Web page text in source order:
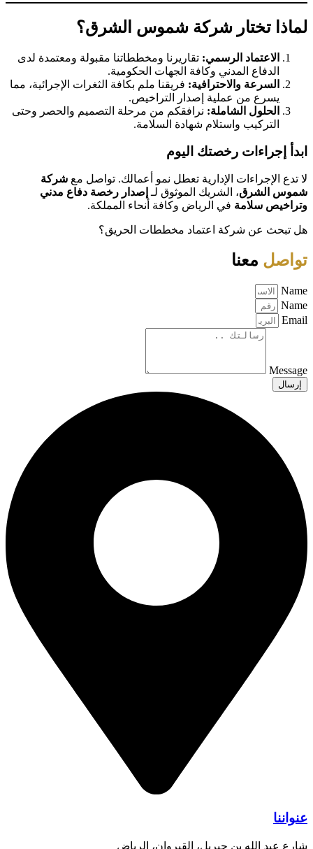
لماذا تختار شركة شموس الشرق؟
الاعتماد الرسمي: تقاريرنا ومخططاتنا مقبولة ومعتمدة لدى
الدفاع المدني وكافة الجهات الحكومية.
السرعة والاحترافية: فريقنا ملم بكافة الثغرات الإجرائية، مما
يسرع من عملية إصدار التراخيص.
الحلول الشاملة: نرافقكم من مرحلة التصميم والحصر وحتى
التركيب واستلام شهادة السلامة.
ابدأ إجراءات رخصتك اليوم
لا تدع الإجراءات الإدارية تعطل نمو أعمالك. تواصل مع شركة
شموس الشرق، الشريك الموثوق لـ إصدار رخصة دفاع مدني
وتراخيص سلامة في الرياض وكافة أنحاء المملكة.
هل تبحث عن شركة اعتماد مخططات الحريق؟
تواصل معنا
Name
Name
Email
Message
إرسال
عنواننا
شارع عبد الله بن جيريل، القيروان، الرياض